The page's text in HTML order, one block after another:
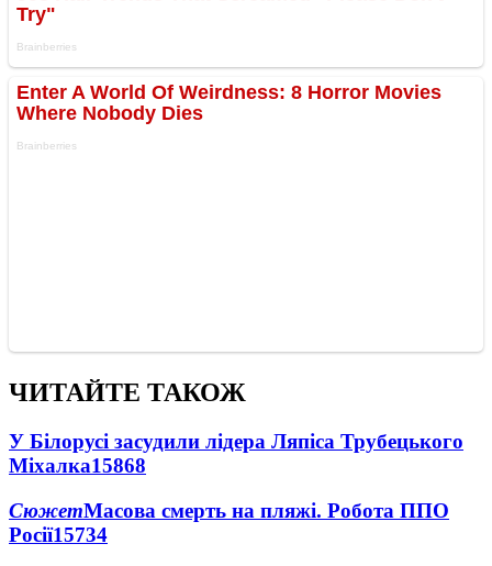
ЧИТАЙТЕ ТАКОЖ
У Білорусі засудили лідера Ляпіса Трубецького
Міхалка15868
СюжетМасова смерть на пляжі. Робота ППО
Росії15734